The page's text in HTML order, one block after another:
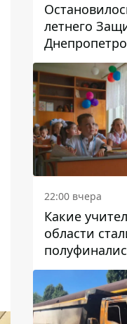
летнего
Евгения
22:00 вчера
Какие
области
Global
2026